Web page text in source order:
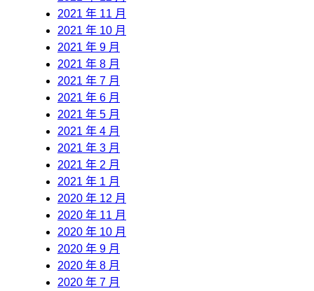
2021 年 11 月
2021 年 10 月
2021 年 9 月
2021 年 8 月
2021 年 7 月
2021 年 6 月
2021 年 5 月
2021 年 4 月
2021 年 3 月
2021 年 2 月
2021 年 1 月
2020 年 12 月
2020 年 11 月
2020 年 10 月
2020 年 9 月
2020 年 8 月
2020 年 7 月